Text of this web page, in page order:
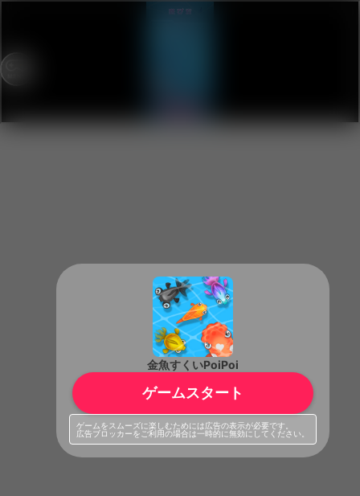
金魚すくいPoiPoi
ゲームスタート
ゲームをスムーズに楽しむためには広告の表示が必要です。
広告ブロッカーをご利用の場合は一時的に無効にしてください。